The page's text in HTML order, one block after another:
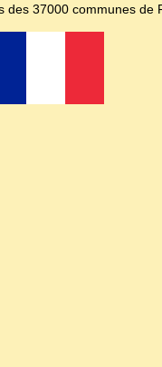
des 37000 communes de